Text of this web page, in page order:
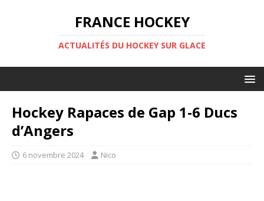
FRANCE HOCKEY
ACTUALITÉS DU HOCKEY SUR GLACE
Hockey Rapaces de Gap 1-6 Ducs
d’Angers
6 novembre 2024 Nico